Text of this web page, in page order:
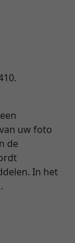
uw foto
de
In het